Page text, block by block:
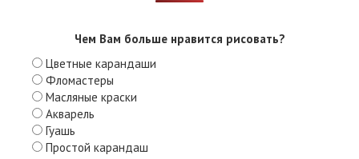
Чем Вам больше нравится рисовать?
Цветные карандаши
Фломастеры
Масляные краски
Акварель
Гуашь
Простой карандаш